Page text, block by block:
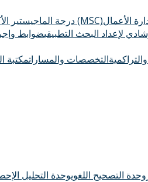
درجة الماجيستير الأكاديمي (MSC)
لإعداد البحث التطبيقيضوابط
التخصصات والمساراتمكتبة
وحدة التصحيح اللغويوحدة التحليل